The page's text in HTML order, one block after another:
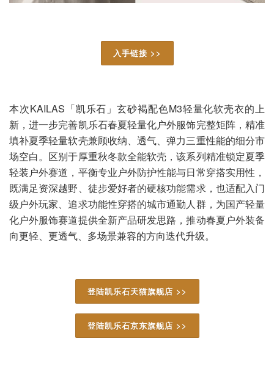
入手链接 >>
本次KAILAS「凯乐石」玄砂褐配色M3轻量化软壳衣的上
新，进一步完善凯乐石春夏轻量化户外服饰完整矩阵，精准
填补夏季轻量软壳兼顾收纳、透气、弹力三重性能的细分市
场空白。区别于厚重秋冬款全能软壳，该系列精准锁定夏季
轻装户外赛道，平衡专业户外防护性能与日常穿搭实用性，
既满足资深越野、徒步爱好者的硬核功能需求，也适配入门
级户外玩家、追求功能性穿搭的城市通勤人群，为国产轻量
化户外服饰赛道提供全新产品研发思路，推动春夏户外装备
向更轻、更透气、多场景兼容的方向迭代升级。
登陆凯乐石天猫旗舰店 >>
登陆凯乐石京东旗舰店 >>